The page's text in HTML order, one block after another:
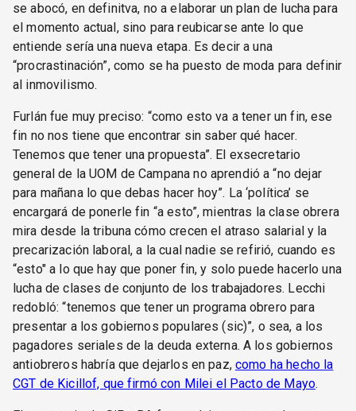
se abocó, en definitva, no a elaborar un plan de lucha para
el momento actual, sino para reubicarse ante lo que
entiende sería una nueva etapa. Es decir a una
“procrastinación”, como se ha puesto de moda para definir
al inmovilismo.
Furlán fue muy preciso: “como esto va a tener un fin, ese
fin no nos tiene que encontrar sin saber qué hacer.
Tenemos que tener una propuesta”. El exsecretario
general de la UOM de Campana no aprendió a “no dejar
para mañana lo que debas hacer hoy”. La ‘política’ se
encargará de ponerle fin “a esto”, mientras la clase obrera
mira desde la tribuna cómo crecen el atraso salarial y la
precarización laboral, a la cual nadie se refirió, cuando es
“esto" a lo que hay que poner fin, y solo puede hacerlo una
lucha de clases de conjunto de los trabajadores. Lecchi
redobló: “tenemos que tener un programa obrero para
presentar a los gobiernos populares (sic)”, o sea, a los
pagadores seriales de la deuda externa. A los gobiernos
antiobreros habría que dejarlos en paz,como ha hecho la
CGT de Kicillof, que firmó con Milei el Pacto de Mayo.